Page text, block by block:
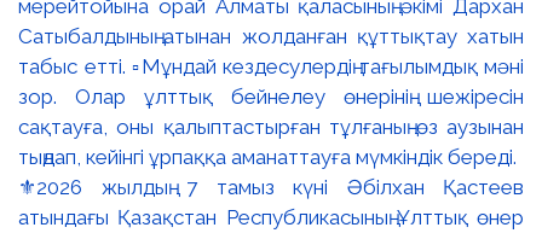
⚜️2026 жылдың 7 тамыз күні Әбілхан Қастеев
атындағы Қазақстан Республикасының Ұлттық өнер